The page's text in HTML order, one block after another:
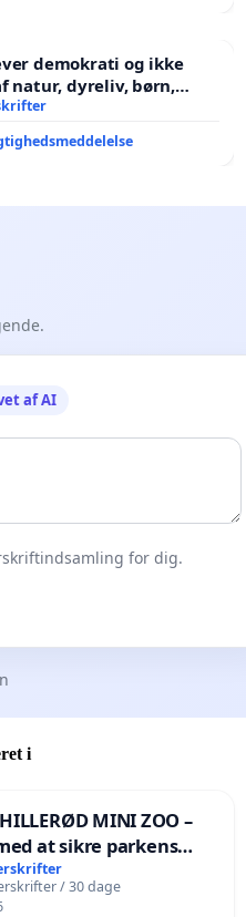
demokrati og ikke
har sagt NEJ i mange
af AI
for dig.
i
MINI ZOO –
at sikre parkens
/ 30 dage